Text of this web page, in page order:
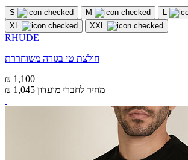
S M
L
XL
XXL
RHUDE
חולצת טי בגזרה משוחררת
₪ 1,100
₪ 1,045 מחיר לחברי מועדון